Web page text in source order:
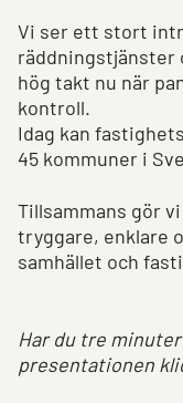
Vi ser ett stort
räddningstjänster
hög takt nu när
kontroll.
Idag kan
45 kommuner i
Tillsammans gör
tryggare, enklare
samhället och
Har du tre
presentationen